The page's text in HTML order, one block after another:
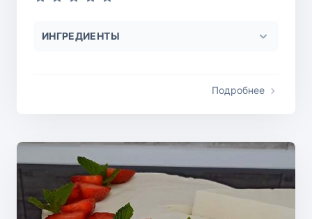
ИНГРЕДИЕНТЫ
Подробнее